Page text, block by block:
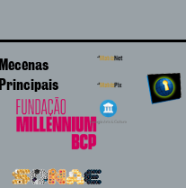
Mecenas
Principais